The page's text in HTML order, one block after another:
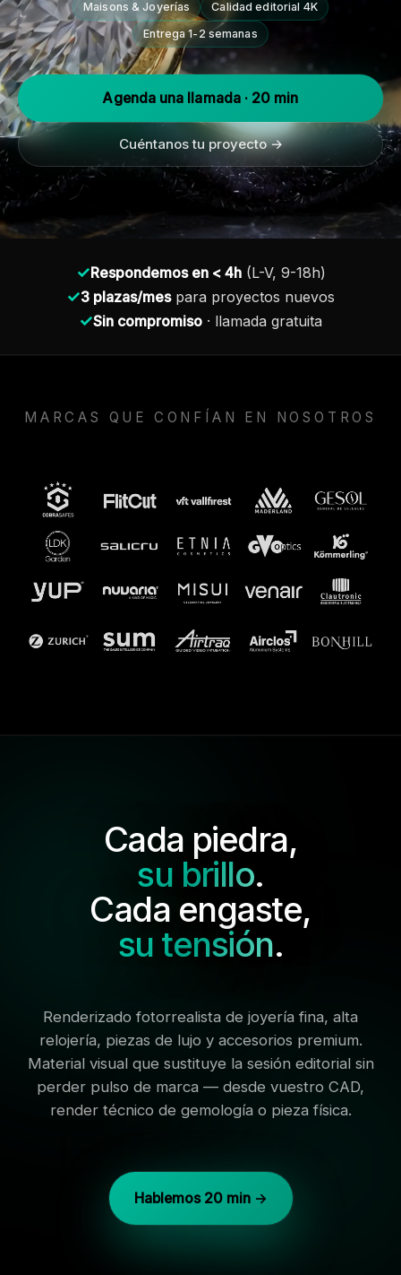
Maisons & Joyerías
Calidad editorial 4K
Entrega 1-2 semanas
Agenda una llamada · 20 min
Cuéntanos tu proyecto →
✓Respondemos en < 4h(L-V, 9-18h)
✓3 plazas/mespara proyectos nuevos
✓Sin compromiso · llamada gratuita
MARCAS QUE CONFÍAN EN NOSOTROS
Cada piedra,
su brillo.
Cada engaste,
su tensión.
Renderizado fotorrealista de joyería fina, alta
relojería, piezas de lujo y accesorios premium.
Material visual que sustituye la sesión editorial sin
perder pulso de marca — desde vuestro CAD,
render técnico de gemología o pieza física.
Hablemos 20 min →